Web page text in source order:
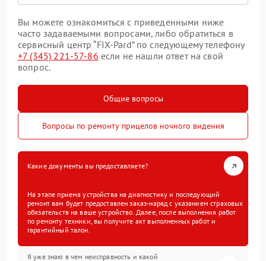
Вы можете ознакомиться с приведенными ниже
часто задаваемыми вопросами, либо обратиться в
сервисный центр “FIX-Pard” по следующему телефону
+7 (345) 221-57-86 если не нашли ответ на свой
вопрос.
Общие вопросы
Вопросы по ремонту прицелов ночного видения
Какие документы вы предоставляете?
На этапе приема устройства на диагностику и последующий
ремонт вам будет предоставлен заказ-наряд с указанием страховых
обязательств на ваше устройство. Далее, после выполнения работ
по ремонту техники, вы получите акт выполненных работ и
гарантийный талон.
Я уже знаю в чем неисправность и какой